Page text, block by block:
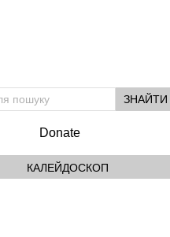
Donate
КАЛЕЙДОСКОП